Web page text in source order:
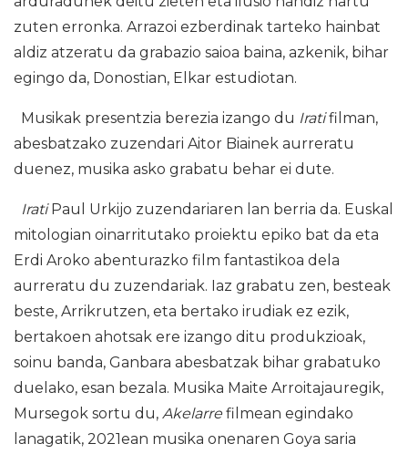
zuten erronka. Arrazoi ezberdinak tarteko hainbat
aldiz atzeratu da grabazio saioa baina, azkenik, bihar
egingo da, Donostian, Elkar estudiotan.
Musikak presentzia berezia izango du Iratifilman,
abesbatzako zuzendari Aitor Biainek aurreratu
duenez, musika asko grabatu behar ei dute.
IratiPaul Urkijo zuzendariaren lan berria da. Euskal
mitologian oinarritutako proiektu epiko bat da eta
Erdi Aroko abenturazko film fantastikoa dela
aurreratu du zuzendariak. Iaz grabatu zen, besteak
beste, Arrikrutzen, eta bertako irudiak ez ezik,
bertakoen ahotsak ere izango ditu produkzioak,
soinu banda, Ganbara abesbatzak bihar grabatuko
duelako, esan bezala. Musika Maite Arroitajauregik,
Mursegok sortu du, Akelarre filmean egindako
lanagatik, 2021ean musika onenaren Goya saria